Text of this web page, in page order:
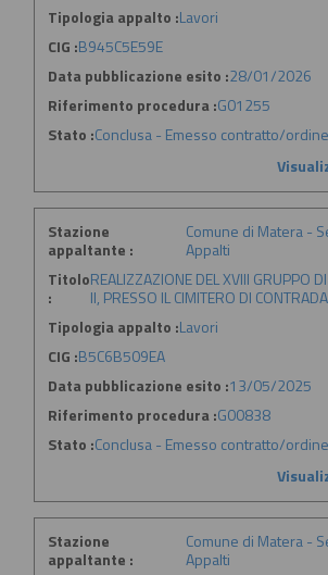
Tipologia appalto :Lavori
CIG :B945C5E59E
Data pubblicazione esito :28/01/2026
Riferimento procedura :G01255
Stato :Conclusa - Emesso contratto/ordine
Stazione
appaltante :
Comune di Matera -
Appalti
Titolo
:
REALIZZAZIONE DEL XVIII GRUPPO
II, PRESSO IL CIMITERO DI
Tipologia appalto :Lavori
CIG :B5C6B509EA
Data pubblicazione esito :13/05/2025
Riferimento procedura :G00838
Stato :Conclusa - Emesso contratto/ordine
Stazione
appaltante :
Comune di Matera -
Appalti